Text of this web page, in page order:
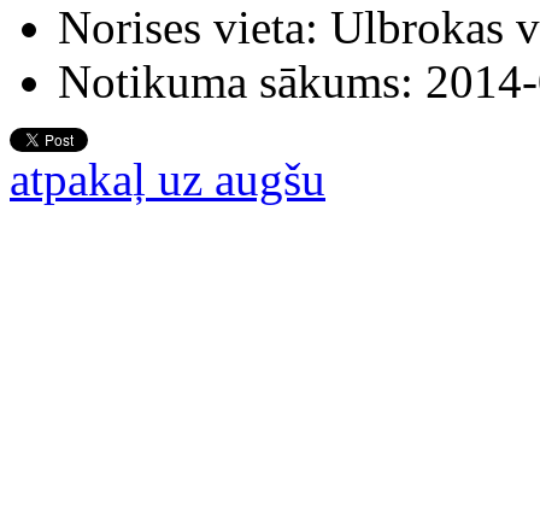
Norises vieta: Ulbrokas
Notikuma sākums:
atpakaļ uz augšu